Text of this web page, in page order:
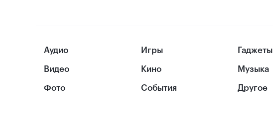
Аудио
Видео
Фото
Игры
Кино
События
Гаджеты
Музыка
Другое